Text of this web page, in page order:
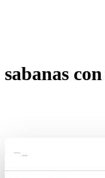
sabanas
Por San Mar Tendencias